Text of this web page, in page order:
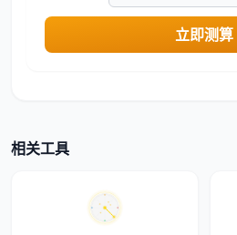
立即测算
相关工具